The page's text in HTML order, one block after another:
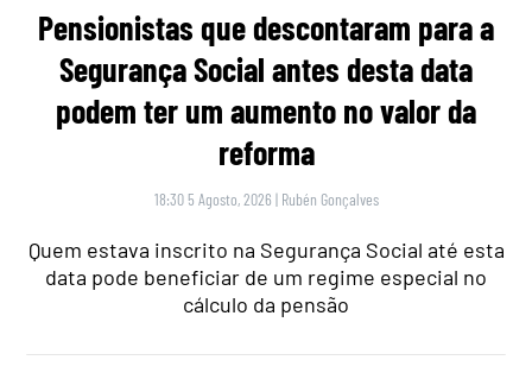
Pensionistas que descontaram para a
Segurança Social antes desta data
podem ter um aumento no valor da
reforma
18:30 5 Agosto, 2026 | Rubén Gonçalves
Quem estava inscrito na Segurança Social até esta
data pode beneficiar de um regime especial no
cálculo da pensão